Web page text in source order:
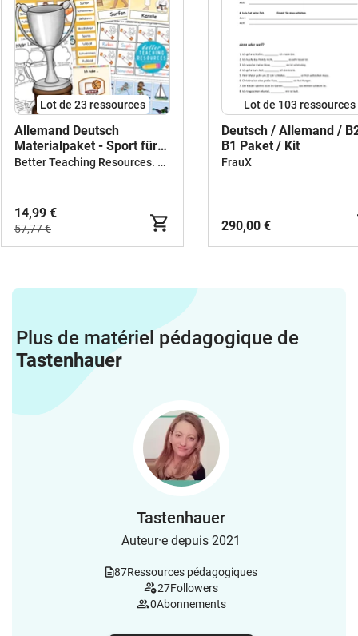
Lot de 23 ressources
Allemand Deutsch
Materialpaket - Sport für
Deutsch als ZweitspracheBetter Teaching Resources. Longer coffee breaks.
14,99 €
57,77 €
Lot de 103 ressources
Deutsch / Allemand /
B1 Paket / Kit
FrauX
290,00 €
Plus de matériel pédagogique de
Tastenhauer
Tastenhauer
Auteur·e depuis 2021
87Ressources pédagogiques
27Followers
0Abonnements